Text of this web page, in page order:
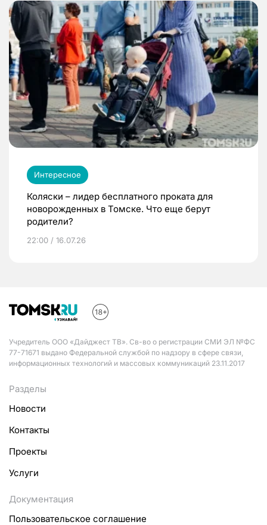
Интересное
Коляски – лидер бесплатного проката для
новорожденных в Томске. Что еще берут
родители?
22:00 / 16.07.26
Учредитель ООО «Дайджест ТВ». Св-во о регистрации СМИ ЭЛ №ФС
77-71671 выдано Федеральной службой по надзору в сфере связи,
информационных технологий и массовых коммуникаций 23.11.2017
Разделы
Новости
Контакты
Проекты
Услуги
Документация
Пользовательское соглашение